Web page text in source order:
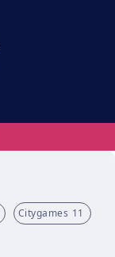
Citygames 11